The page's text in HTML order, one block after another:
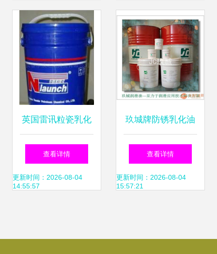
170kg大桶
英国雷讯粒瓷乳化
油 高性能切削油的
工业应用解析
查看详情
更新时间：2026-08-04
14:55:57
玖城牌防锈乳化油
防锈油 产品型号
m1010 m1011
查看详情
更新时间：2026-08-04
15:57:21